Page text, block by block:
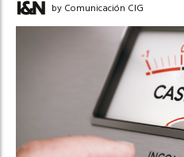
by Comunicación CIG